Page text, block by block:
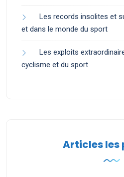
Les records insolites et
et dans le monde du sport
Les exploits
cyclisme et du sport
Articles les